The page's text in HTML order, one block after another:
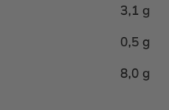
3,1 g
0,5 g
8,0 g